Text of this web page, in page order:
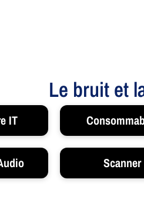
Le bruit et
IT
Scanner